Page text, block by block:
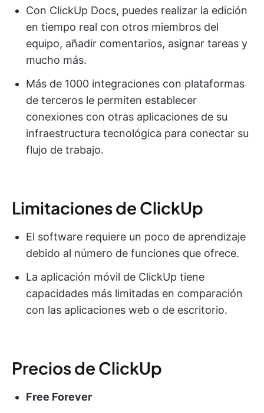
Con ClickUp Docs, puedes realizar la edición
en tiempo real con otros miembros del
equipo, añadir comentarios, asignar tareas y
mucho más.
Más de 1000 integraciones con plataformas
de terceros le permiten establecer
conexiones con otras aplicaciones de su
infraestructura tecnológica para conectar su
flujo de trabajo.
Limitaciones de ClickUp
El software requiere un poco de aprendizaje
debido al número de funciones que ofrece.
La aplicación móvil de ClickUp tiene
capacidades más limitadas en comparación
con las aplicaciones web o de escritorio.
Precios de ClickUp
Free Forever